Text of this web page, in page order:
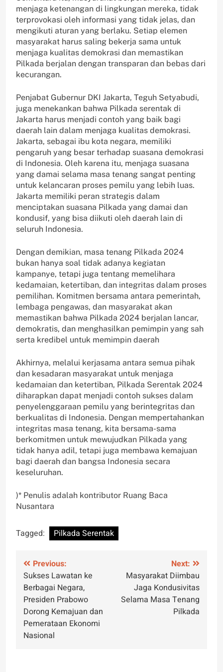
menjaga ketenangan di lingkungan mereka, tidak
terprovokasi oleh informasi yang tidak jelas, dan
mengikuti aturan yang berlaku. Setiap elemen
masyarakat harus saling bekerja sama untuk
menjaga kualitas demokrasi dan memastikan
Pilkada berjalan dengan transparan dan bebas dari
kecurangan.
Penjabat Gubernur DKI Jakarta, Teguh Setyabudi,
juga menekankan bahwa Pilkada serentak di
Jakarta harus menjadi contoh yang baik bagi
daerah lain dalam menjaga kualitas demokrasi.
Jakarta, sebagai ibu kota negara, memiliki
pengaruh yang besar terhadap suasana demokrasi
di Indonesia. Oleh karena itu, menjaga suasana
yang damai selama masa tenang sangat penting
untuk kelancaran proses pemilu yang lebih luas.
Jakarta memiliki peran strategis dalam
menciptakan suasana Pilkada yang damai dan
kondusif, yang bisa diikuti oleh daerah lain di
seluruh Indonesia.
Dengan demikian, masa tenang Pilkada 2024
bukan hanya soal tidak adanya kegiatan
kampanye, tetapi juga tentang memelihara
kedamaian, ketertiban, dan integritas dalam proses
pemilihan. Komitmen bersama antara pemerintah,
lembaga pengawas, dan masyarakat akan
memastikan bahwa Pilkada 2024 berjalan lancar,
demokratis, dan menghasilkan pemimpin yang sah
serta kredibel untuk memimpin daerah
Akhirnya, melalui kerjasama antara semua pihak
dan kesadaran masyarakat untuk menjaga
kedamaian dan ketertiban, Pilkada Serentak 2024
diharapkan dapat menjadi contoh sukses dalam
penyelenggaraan pemilu yang berintegritas dan
berkualitas di Indonesia. Dengan mempertahankan
integritas masa tenang, kita bersama-sama
berkomitmen untuk mewujudkan Pilkada yang
tidak hanya adil, tetapi juga membawa kemajuan
bagi daerah dan bangsa Indonesia secara
keseluruhan.
)* Penulis adalah kontributor Ruang Baca
Nusantara
Tagged: Pilkada Serentak
Post
navigation
Previous:
Sukses Lawatan ke
Berbagai Negara,
Presiden Prabowo
Dorong Kemajuan dan
Pemerataan Ekonomi
Nasional
Next:
Masyarakat Diimbau
Jaga Kondusivitas
Selama Masa Tenang
Pilkada